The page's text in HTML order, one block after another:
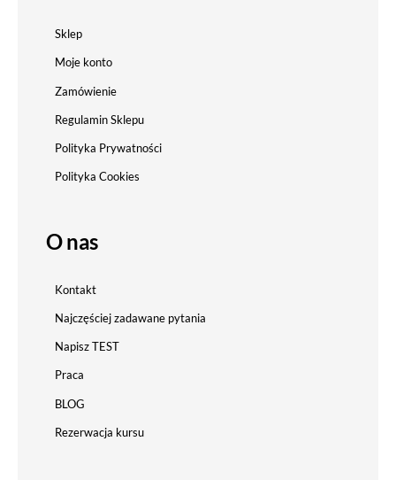
Sklep
Moje konto
Zamówienie
Regulamin Sklepu
Polityka Prywatności
Polityka Cookies
O nas
Kontakt
Najczęściej zadawane pytania
Napisz TEST
Praca
BLOG
Rezerwacja kursu